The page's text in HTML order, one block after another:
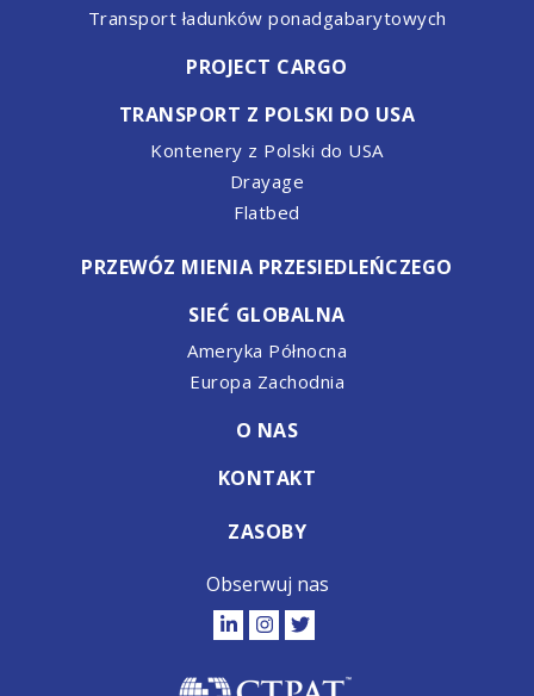
Transport ładunków ponadgabarytowych
PROJECT CARGO
TRANSPORT Z POLSKI DO USA
Kontenery z Polski do USA
Drayage
Flatbed
PRZEWÓZ MIENIA PRZESIEDLEŃCZEGO
SIEĆ GLOBALNA
Ameryka Północna
Europa Zachodnia
O NAS
KONTAKT
ZASOBY
Obserwuj nas